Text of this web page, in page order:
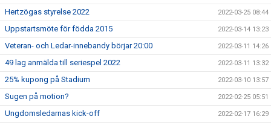
Hertzögas styrelse 2022 2022-03-25 08:44
Uppstartsmöte för födda 2015 2022-03-14 13:23
Veteran- och Ledar-innebandy börjar 20:00 2022-03-11 14:26
49 lag anmälda till seriespel 2022 2022-03-11 13:32
25% kupong på Stadium 2022-03-10 13:57
Sugen på motion? 2022-02-25 05:51
Ungdomsledarnas kick-off 2022-02-17 16:29